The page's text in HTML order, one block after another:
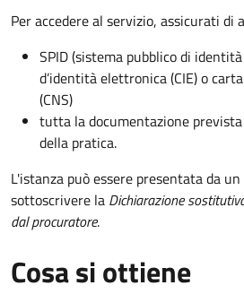
Per accedere al servizio, assicurati di
SPID (sistema pubblico di
d’identità elettronica (CIE) o
(CNS)
tutta la documentazione
della pratica.
L'istanza può essere presentata da
sottoscrivere la Dichiarazione
dal procuratore.
Cosa si ottiene